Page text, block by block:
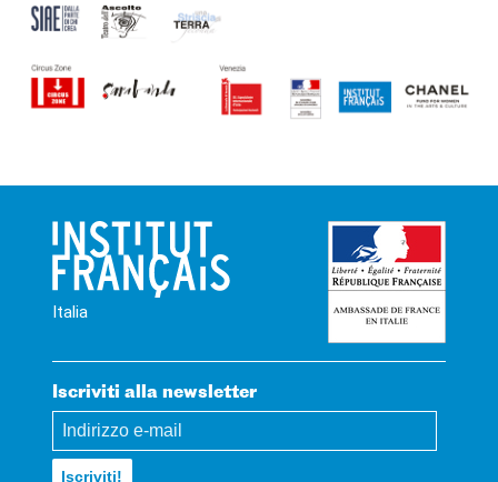
Italia
Iscriviti alla newsletter